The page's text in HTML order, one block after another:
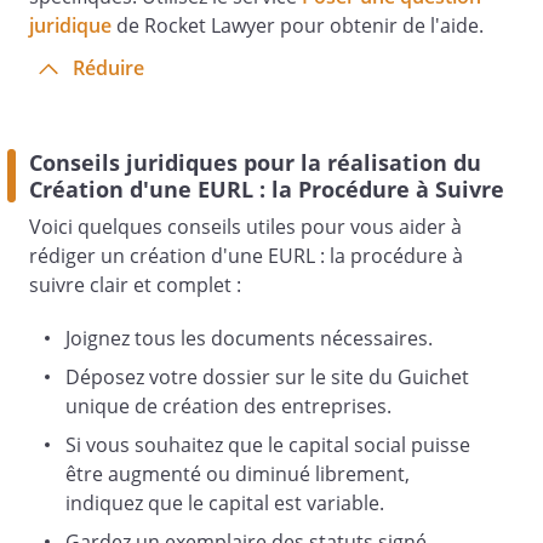
€ correspondant à
au nominal de
€ chacune,
souscrites en totalité et intégralement
libérées.
La somme totale versée, a été
déposée au crédit d'un compte ouvert au
nom de la société en formation, dès
avant ce jour.
Article 7 - Capital social
juridique de Rocket Lawyer pour obtenir de l'aide.
Réduire
Conseils juridiques pour la réalisation du
Création d'une EURL : la Procédure à Suivre
Voici quelques conseils utiles pour vous aider à
rédiger un création d'une EURL : la procédure à
suivre clair et complet :
Joignez tous les documents nécessaires.
Déposez votre dossier sur le site du Guichet
unique de création des entreprises.
Si vous souhaitez que le capital social puisse
être augmenté ou diminué librement,
indiquez que le capital est variable.